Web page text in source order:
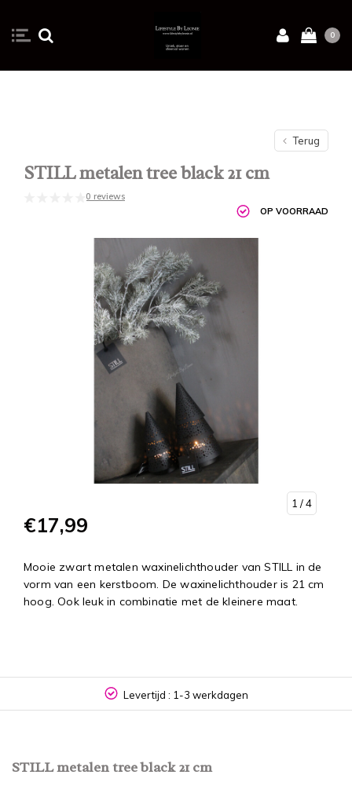
0
Terug
STILL metalen tree black 21 cm
0 reviews
OP VOORRAAD
1 / 4
€17,99
Mooie zwart metalen waxinelichthouder van STILL in de
vorm van een kerstboom. De waxinelichthouder is 21 cm
hoog. Ook leuk in combinatie met de kleinere maat.
Levertijd : 1-3 werkdagen
STILL metalen tree black 21 cm